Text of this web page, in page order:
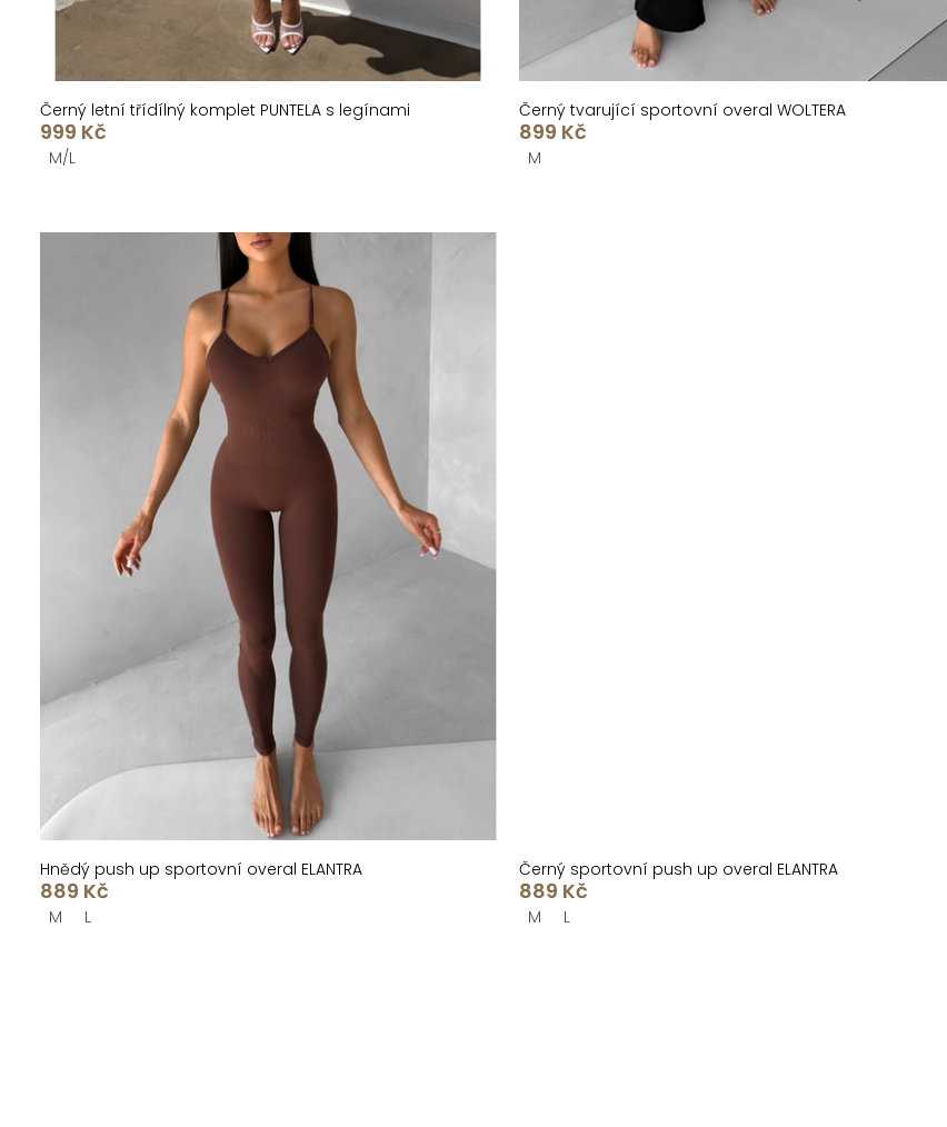
Černý letní třídílný komplet PUNTELA s legínami
999 Kč
M/L
Černý tvarující sportovní overal WOLTERA
899 Kč
M
Hnědý push up sportovní overal ELANTRA
889 Kč
M L
Černý sportovní push up overal ELANTRA
889 Kč
M L